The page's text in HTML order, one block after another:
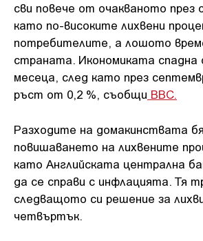
сви повече от очакваното през
като по-високите лихвени
потребителите, а лошото
страната. Икономиката спадна
месеца, след като през
ръст от 0,2 %, съобщи BBC.
Разходите на домакинствата
повишаването на лихвените
като Английската централна
да се справи с инфлацията. Тя
следващото си решение за
четвъртък.